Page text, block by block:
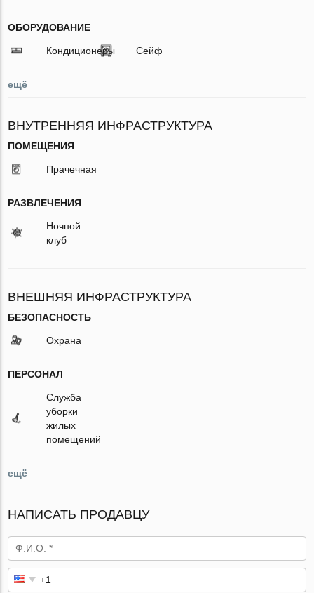
ОБОРУДОВАНИЕ
Кондиционеры Сейф
ещё
ВНУТРЕННЯЯ ИНФРАСТРУКТУРА
ПОМЕЩЕНИЯ
Прачечная
РАЗВЛЕЧЕНИЯ
Ночной
клуб
ВНЕШНЯЯ ИНФРАСТРУКТУРА
БЕЗОПАСНОСТЬ
Охрана
ПЕРСОНАЛ
Служба
уборки
жилых
помещений
ещё
НАПИСАТЬ ПРОДАВЦУ